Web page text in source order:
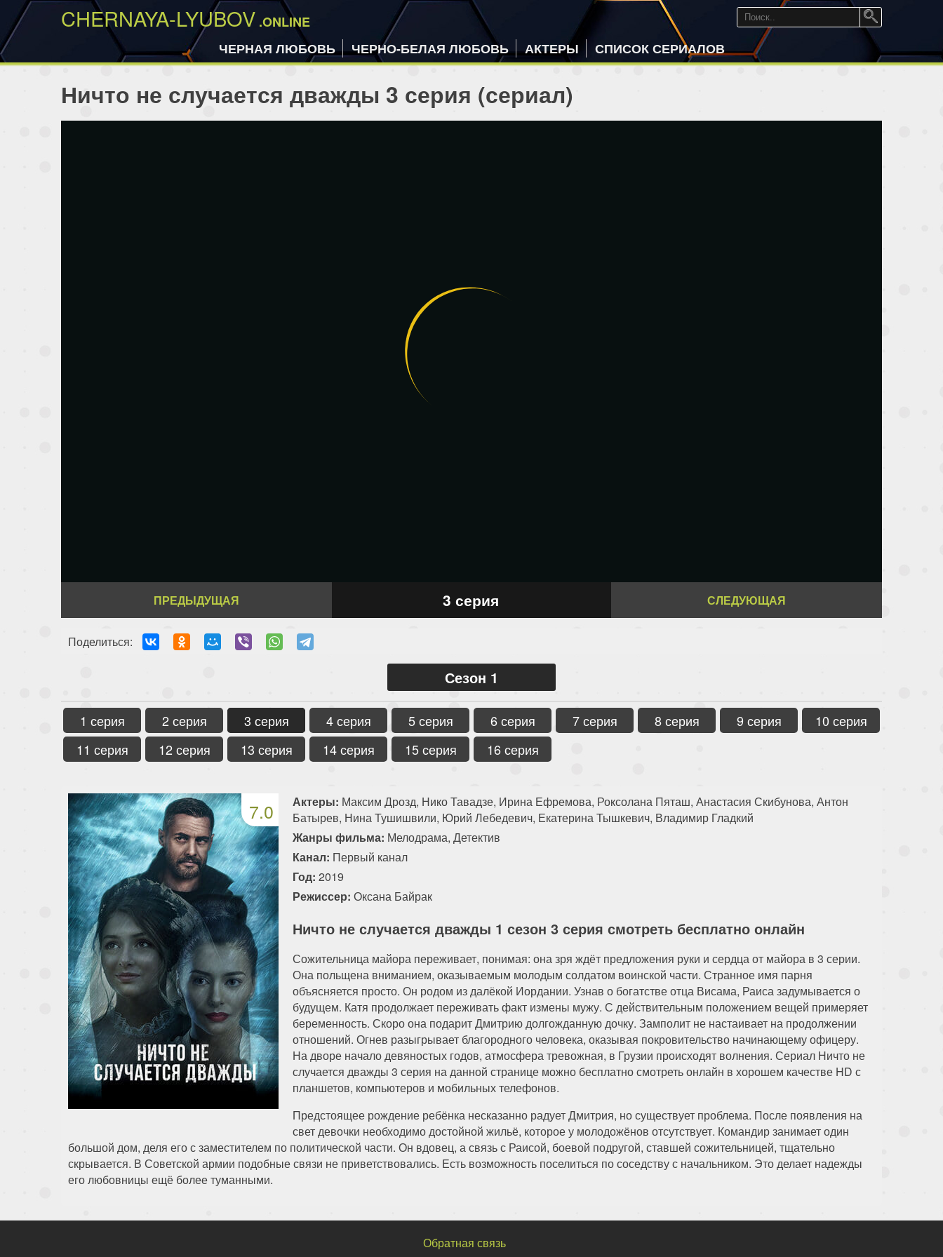
CHERNAYA-LYUBOV .ONLINE
ЧЕРНАЯ ЛЮБОВЬ
ЧЕРНО-БЕЛАЯ ЛЮБОВЬ АКТЕРЫ СПИСОК СЕРИАЛОВ
Ничто не случается дважды 3 серия (сериал)
ПРЕДЫДУЩАЯ 3 серия СЛЕДУЮЩАЯ
Поделиться:
Сезон 1
1 серия 2 серия 3 серия 4 серия 5 серия 6 серия 7 серия 8 серия 9 серия
10 серия
11 серия
12 серия 13 серия 14 серия 15 серия 16 серия
7.0 Актеры: Максим Дрозд, Нико Тавадзе, Ирина Ефремова, Роксолана Пяташ, Анастасия Скибунова, Антон
Батырев, Нина Тушишвили, Юрий Лебедевич, Екатерина Тышкевич, Владимир Гладкий
Жанры фильма: Мелодрама, Детектив
Канал: Первый канал
Год: 2019
Режиссер: Оксана Байрак
Ничто не случается дважды 1 сезон 3 серия смотреть бесплатно онлайн
Сожительница майора переживает, понимая: она зря ждёт предложения руки и сердца от майора в 3 серии.
Она польщена вниманием, оказываемым молодым солдатом воинской части. Странное имя парня
объясняется просто. Он родом из далёкой Иордании. Узнав о богатстве отца Висама, Раиса задумывается о
будущем. Катя продолжает переживать факт измены мужу. С действительным положением вещей примеряет
беременность. Скоро она подарит Дмитрию долгожданную дочку. Замполит не настаивает на продолжении
отношений. Огнев разыгрывает благородного человека, оказывая покровительство начинающему офицеру.
На дворе начало девяностых годов, атмосфера тревожная, в Грузии происходят волнения. Сериал Ничто не
случается дважды 3 серия на данной странице можно бесплатно смотреть онлайн в хорошем качестве HD с
планшетов, компьютеров и мобильных телефонов.
Предстоящее рождение ребёнка несказанно радует Дмитрия, но существует проблема. После появления на
свет девочки необходимо достойной жильё, которое у молодожёнов отсутствует. Командир занимает один
большой дом, деля его с заместителем по политической части. Он вдовец, а связь с Раисой, боевой подругой, ставшей сожительницей, тщательно
скрывается. В Советской армии подобные связи не приветствовались. Есть возможность поселиться по соседству с начальником. Это делает надежды
его любовницы ещё более туманными.
Обратная связь